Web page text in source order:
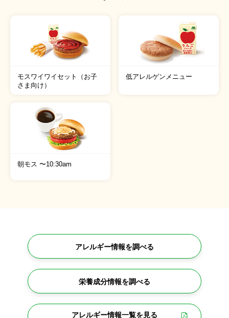
モスワイワイセット（お子
さま向け）
低アレルゲンメニュー
朝モス 〜10:30am
アレルギー情報を調べる
栄養成分情報を調べる
アレルギー情報一覧を見る